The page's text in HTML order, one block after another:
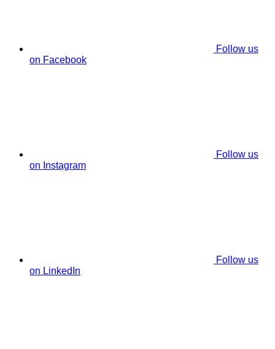
Follow us
on Facebook
Follow us
on Instagram
Follow us
on LinkedIn